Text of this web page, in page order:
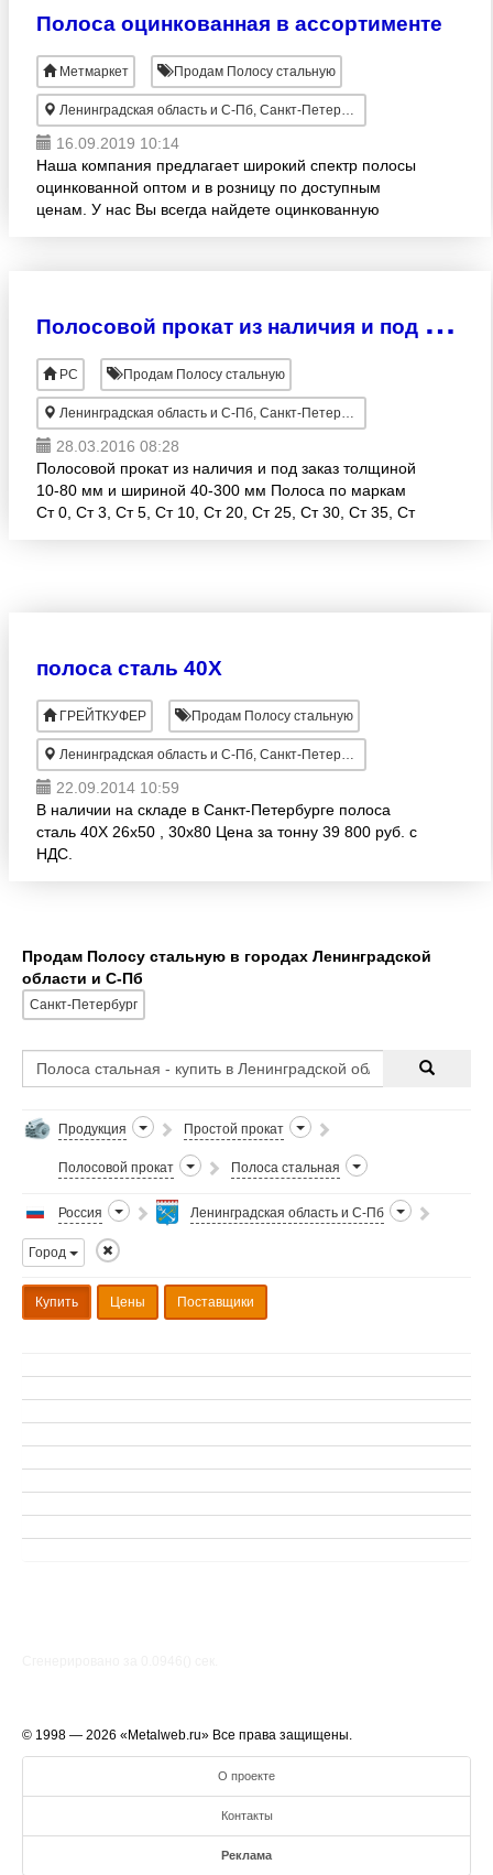
Полоса оцинкованная в ассортименте
Метмаркет Продам Полосу стальную
Ленинградская область и С-Пб, Санкт-Петербург
16.09.2019 10:14
Наша компания предлагает широкий спектр полосы
оцинкованной оптом и в розницу по доступным
ценам. У нас Вы всегда найдете оцинкованную
П
олосовой прокат из наличия и под заказ
РС Продам Полосу стальную
Ленинградская область и С-Пб, Санкт-Петербург
28.03.2016 08:28
Полосовой прокат из наличия и под заказ толщиной
10-80 мм и шириной 40-300 мм Полоса по маркам
Ст 0, Ст 3, Ст 5, Ст 10, Ст 20, Ст 25, Ст 30, Ст 35, Ст
полоса сталь 40Х
ГРЕЙТКУФЕР Продам Полосу стальную
Ленинградская область и С-Пб, Санкт-Петербург
22.09.2014 10:59
В наличии на складе в Санкт-Петербурге полоса
сталь 40Х 26х50 , 30х80 Цена за тонну 39 800 руб. с
НДС.
Продам Полосу стальную в городах Ленинградской
области и С-Пб
Санкт-Петербург
Продукция Простой прокат
Полосовой прокат Полоса стальная
Россия Ленинградская область и С-Пб
Город
Купить Цены Поставщики
© 1998 — 2026 «Metalweb.ru» Все права защищены.
О проекте
Контакты
Реклама